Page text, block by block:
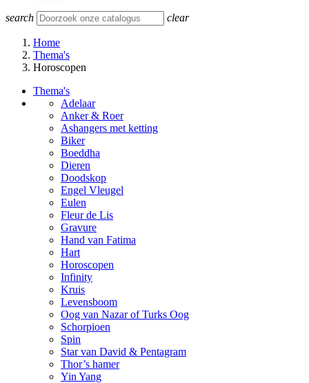
search clear
Home
Thema's
Horoscopen
Thema's
Adelaar
Anker & Roer
Ashangers met ketting
Biker
Boeddha
Dieren
Doodskop
Engel Vleugel
Eulen
Fleur de Lis
Gravure
Hand van Fatima
Hart
Horoscopen
Infinity
Kruis
Levensboom
Oog van Nazar of Turks Oog
Schorpioen
Spin
Star van David & Pentagram
Thor’s hamer
Yin Yang